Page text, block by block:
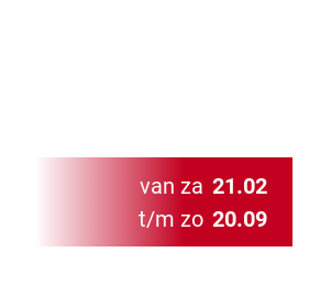
van za 21.02
t/m zo 20.09